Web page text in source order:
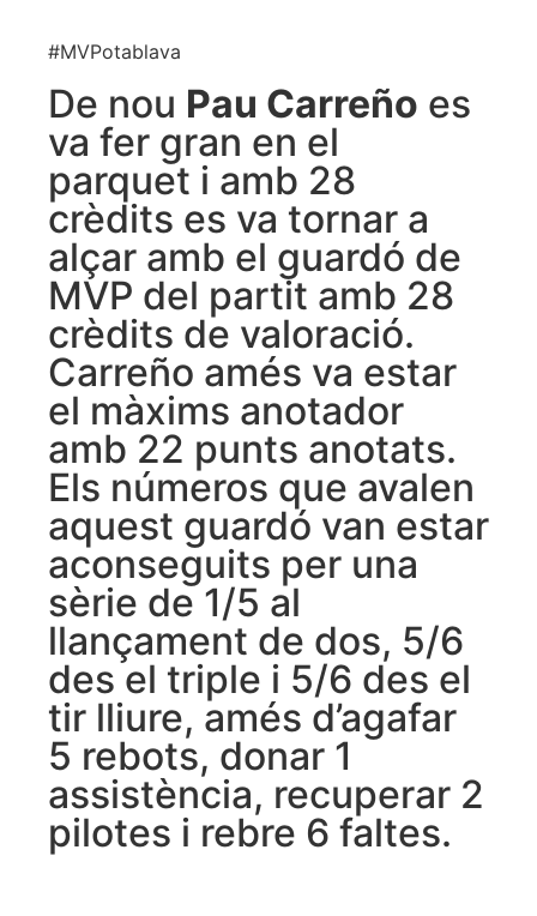
#MVPotablava
De nou Pau Carreño es
va fer gran en el
parquet i amb 28
crèdits es va tornar a
alçar amb el guardó de
MVP del partit amb 28
crèdits de valoració.
Carreño amés va estar
el màxims anotador
amb 22 punts anotats.
Els números que avalen
aquest guardó van estar
aconseguits per una
sèrie de 1/5 al
llançament de dos, 5/6
des el triple i 5/6 des el
tir lliure, amés d’agafar
5 rebots, donar 1
assistència, recuperar 2
pilotes i rebre 6 faltes.